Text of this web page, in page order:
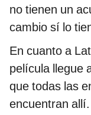
no tienen un
cambio sí lo
En cuanto a
película llegue
que todas las
encuentran allí.